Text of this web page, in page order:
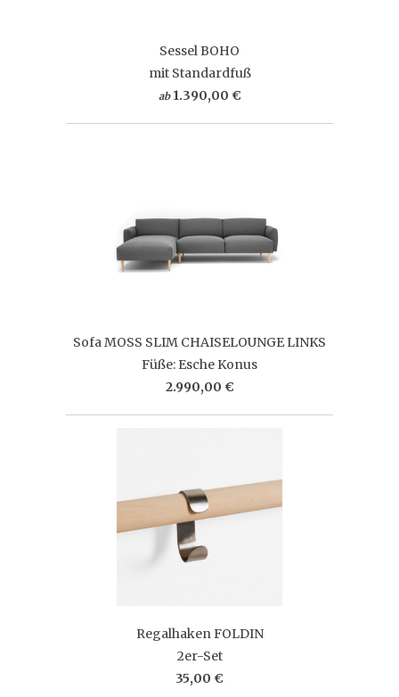
Sessel BOHO
mit Standardfuß
ab 1.390,00 €
Sofa MOSS SLIM CHAISELOUNGE LINKS
Füße: Esche Konus
2.990,00 €
Regalhaken FOLDIN
2er-Set
35,00 €